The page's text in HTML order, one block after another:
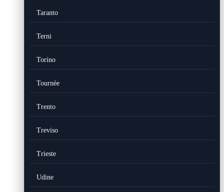
Taranto
Terni
Torino
Tournèe
Trento
Treviso
Trieste
Udine